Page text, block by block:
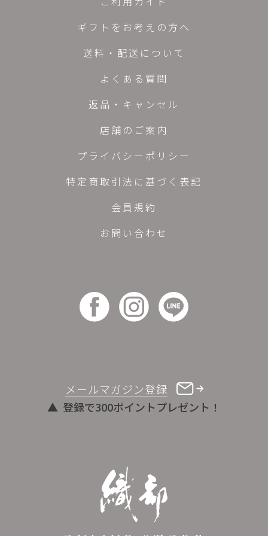
メールマガジン登録
登録で300ポイントプレゼント！
ギフトをお考えの方へ
送料・配送について
よくある質問
返品・キャンセル
店舗のご案内
プライバシーポリシー
特定商取引法に基づく表記
会員規約
お問い合わせ